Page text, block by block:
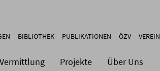
BIBLIOTHEK PUBLIKATIONEN ÖZV VEREIN
Vermittlung Projekte Über Uns